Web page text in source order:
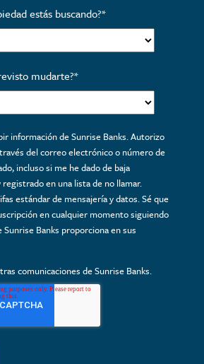
estás buscando?*
mudarte?*
información de Sunrise Banks. Autorizo
del correo electrónico o número de
incluso si me he dado de baja
en una lista de no llamar.
estándar de mensajería y datos. Sé que
en cualquier momento siguiendo
Banks proporciona en sus
comunicaciones de Sunrise Banks.